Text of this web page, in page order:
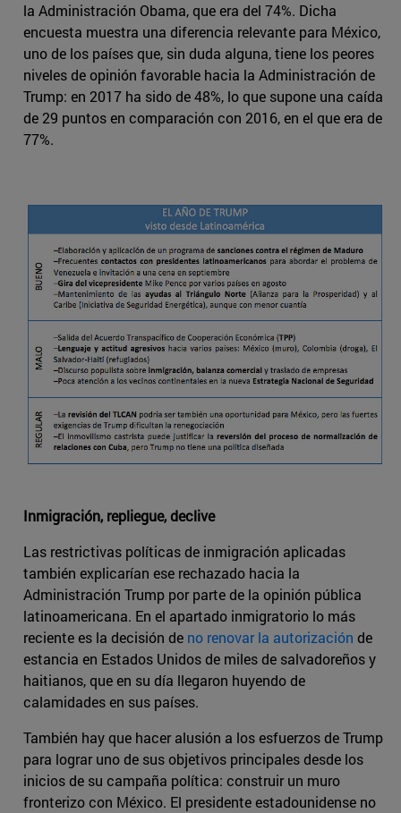
la Administración Obama, que era del 74%. Dicha
encuesta muestra una diferencia relevante para México,
uno de los países que, sin duda alguna, tiene los peores
niveles de opinión favorable hacia la Administración de
Trump: en 2017 ha sido de 48%, lo que supone una caída
de 29 puntos en comparación con 2016, en el que era de
77%.
Inmigración, repliegue, declive
Las restrictivas políticas de inmigración aplicadas
también explicarían ese rechazado hacia la
Administración Trump por parte de la opinión pública
latinoamericana. En el apartado inmigratorio lo más
reciente es la decisión de no renovar la autorización de
estancia en Estados Unidos de miles de salvadoreños y
haitianos, que en su día llegaron huyendo de
calamidades en sus países.
También hay que hacer alusión a los esfuerzos de Trump
para lograr uno de sus objetivos principales desde los
inicios de su campaña política: construir un muro
fronterizo con México. El presidente estadounidense no